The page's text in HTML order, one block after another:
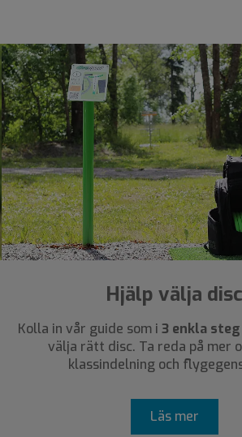
Hjälp välja disc
Kolla in vår guide som i3 enkla steg
välja rätt disc. Ta reda på mer
klassindelning och
Läs mer